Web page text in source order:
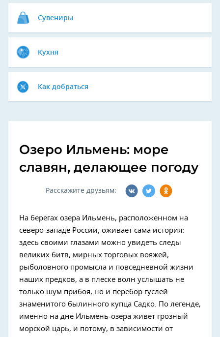
Сувениры
Кухня
Как добраться
Озеро Ильмень: море
славян, делающее погоду
Расскажите друзьям:
На берегах озера Ильмень, расположенном на
северо-западе России, оживает сама история:
здесь своими глазами можно увидеть следы
великих битв, мирных торговых вояжей,
рыболовного промысла и повседневной жизни
наших предков, а в плеске волн услышать не
только шум прибоя, но и перебор гуслей
знаменитого былинного купца Садко. По легенде,
именно на дне Ильмень-озера живет грозный
морской царь, и потому, в зависимости от